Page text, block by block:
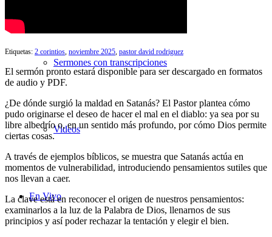
Sermones con transcripciones
Videos
En Vivo
Etiquetas: 2 corintios noviembre 2025 pastor david rodriguez
El sermón pronto estará disponible para ser descargado en formatos
de audio y PDF.
¿De dónde surgió la maldad en Satanás? El Pastor plantea cómo
pudo originarse el deseo de hacer el mal en el diablo: ya sea por su
libre albedrío o, en un sentido más profundo, por cómo Dios permite
ciertas cosas.
A través de ejemplos bíblicos, se muestra que Satanás actúa en
momentos de vulnerabilidad, introduciendo pensamientos sutiles que
nos llevan a caer.
La clave está en reconocer el origen de nuestros pensamientos:
examinarlos a la luz de la Palabra de Dios, llenarnos de sus
principios y así poder rechazar la tentación y elegir el bien.